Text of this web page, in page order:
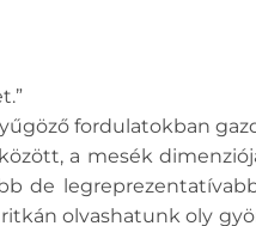
fordulatokban
a mesék
de
ritkán olvashatunk oly